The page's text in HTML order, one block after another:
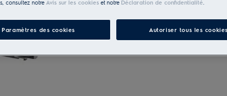
consultez notre Avis sur les cookies et notre Déclaration de confidentialité
Paramètres des cookies Autoriser tous les